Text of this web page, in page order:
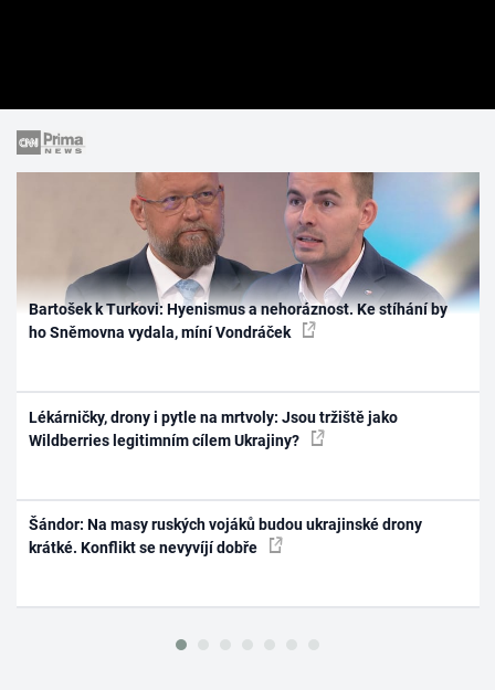
Bartošek k Turkovi: Hyenismus a nehoráznost. Ke stíhání by
ho Sněmovna vydala, míní Vondráček
Lékárničky, drony i pytle na mrtvoly: Jsou tržiště jako
Wildberries legitimním cílem Ukrajiny?
Šándor: Na masy ruských vojáků budou ukrajinské drony
krátké. Konflikt se nevyvíjí dobře